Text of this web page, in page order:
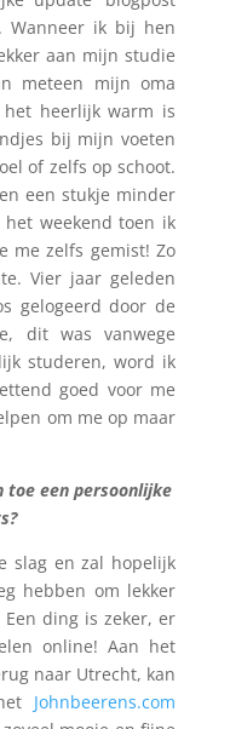
Wanneer ik bij hen
aan mijn studie
meteen mijn oma
het heerlijk warm is
bij mijn voeten
of zelfs op schoot.
een stukje minder
weekend toen ik
me zelfs gemist! Zo
Vier jaar geleden
gelogeerd door de
dit was vanwege
studeren, word ik
goed voor me
om me op maar
toe een persoonlijke
slag en zal hopelijk
hebben om lekker
ding is zeker, er
online! Aan het
naar Utrecht, kan
Johnbeerens.com